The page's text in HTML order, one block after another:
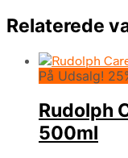
Relaterede
På Udsalg!
Rudolph
500ml